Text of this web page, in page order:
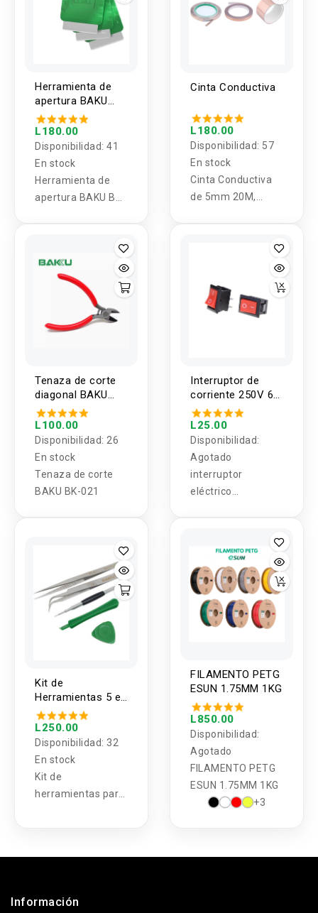
Herramienta de
apertura BAKU
BA-219 (3U)
L180.00
Disponibilidad: 41
En stock
Herramienta de
apertura BAKU BA-
Cinta Conductiva
L180.00
Disponibilidad: 57
En stock
Cinta Conductiva
de 5mm 20M,
Tenaza de corte
diagonal BAKU
BK-021
L100.00
Disponibilidad: 26
En stock
Tenaza de corte
BAKU BK-021
Interruptor de
corriente 250V 6A
KCD1-101
L25.00
Disponibilidad:
Agotado
interruptor
eléctrico
Kit de
Herramientas 5 en
1 Baku BK-7285
L250.00
Disponibilidad: 32
En stock
Kit de
herramientas para
FILAMENTO PETG
ESUN 1.75MM 1KG
L850.00
Disponibilidad:
Agotado
FILAMENTO PETG
ESUN 1.75MM 1KG
+3
Información